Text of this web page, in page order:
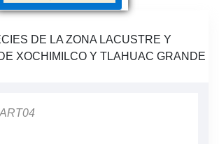
DE LA ZONA LACUSTRE Y
XOCHIMILCO Y TLAHUAC GRANDE